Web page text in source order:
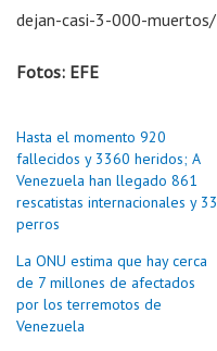
dejan-casi-3-000-muertos/
Fotos: EFE
Hasta el momento 920
fallecidos y 3360 heridos; A
Venezuela han llegado 861
rescatistas internacionales y 33
perros
La ONU estima que hay cerca
de 7 millones de afectados
por los terremotos de
Venezuela